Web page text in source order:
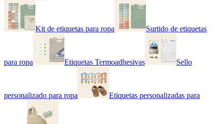
Kit de etiquetas para ropa Surtido de etiquetas
para ropa Etiquetas Termoadhesivas Sello
personalizado para ropa Etiquetas personalizadas para